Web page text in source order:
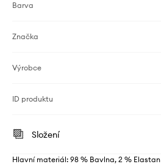
Barva
Značka
Výrobce
ID produktu
Složení
Hlavní materiál: 98 % Bavlna, 2 % Elastan